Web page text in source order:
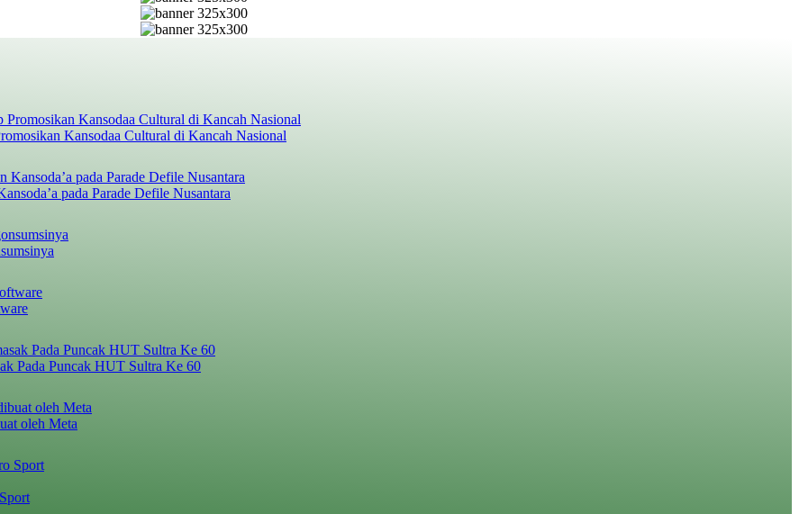
Kansodaa Cultural di Kancah Nasional
pada Parade Defile Nusantara
Pada Puncak HUT Sultra Ke 60
oleh Meta